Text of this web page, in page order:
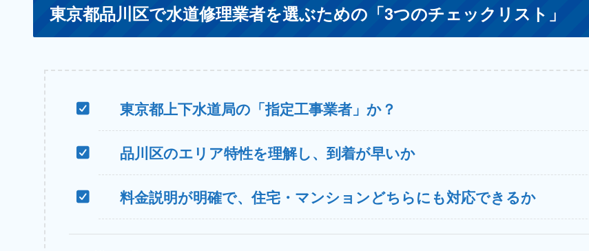
東京都品川区で水道修理業者を選ぶための「3つのチェックリスト」
東京都上下水道局の「指定工事業者」か？
品川区のエリア特性を理解し、到着が早いか
料金説明が明確で、住宅・マンションどちらにも対応できるか